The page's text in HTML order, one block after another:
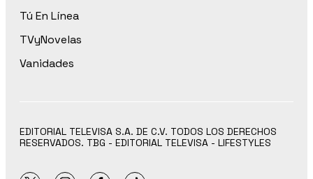
Tú En Línea
TVyNovelas
Vanidades
EDITORIAL TELEVISA S.A. DE C.V. TODOS LOS DERECHOS
RESERVADOS. TBG - EDITORIAL TELEVISA - LIFESTYLES